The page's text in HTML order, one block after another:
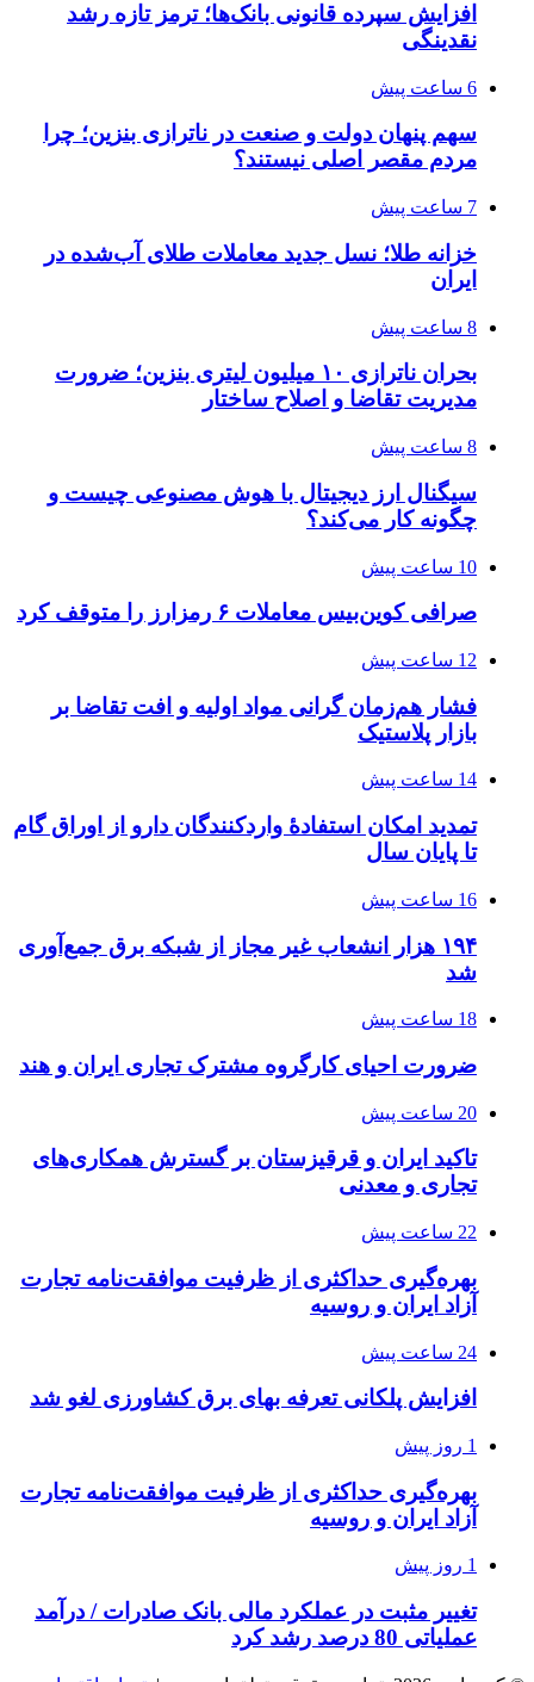
افزایش سپرده قانونی بانک‌ها؛ ترمز تازه رشد
نقدینگی
6 ساعت پیش
سهم پنهان دولت و صنعت در ناترازی بنزین؛ چرا
مردم مقصر اصلی نیستند؟
7 ساعت پیش
خزانه طلا؛ نسل جدید معاملات طلای آب‌شده در
ایران
8 ساعت پیش
بحران ناترازی ۱۰ میلیون لیتری بنزین؛ ضرورت
مدیریت تقاضا و اصلاح ساختار
8 ساعت پیش
سیگنال ارز دیجیتال با هوش مصنوعی چیست و
چگونه کار می‌کند؟
10 ساعت پیش
صرافی کوین‌بیس معاملات ۶ رمزارز را متوقف کرد
12 ساعت پیش
فشار هم‌زمان گرانی مواد اولیه و افت تقاضا بر
بازار پلاستیک
14 ساعت پیش
تمدید امکان استفادۀ واردکنندگان دارو از اوراق گام
تا پایان سال
16 ساعت پیش
۱۹۴ هزار انشعاب غیر مجاز از شبکه برق جمع‌آوری
شد
18 ساعت پیش
ضرورت احیای کارگروه مشترک تجاری ایران و هند
20 ساعت پیش
تاکید ایران و قرقیزستان بر گسترش همکاری‌های
تجاری و معدنی
22 ساعت پیش
بهره‌گیری حداکثری از ظرفیت موافقت‌نامه تجارت
آزاد ایران و روسیه
24 ساعت پیش
افزایش پلکانی تعرفه بهای برق کشاورزی لغو شد
1 روز پیش
بهره‌گیری حداکثری از ظرفیت موافقت‌نامه تجارت
آزاد ایران و روسیه
1 روز پیش
تغییر مثبت در عملکرد مالی بانک صادرات / درآمد
عملیاتی 80 درصد رشد کرد